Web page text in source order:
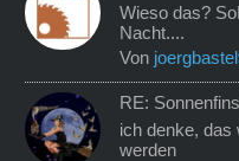
Wieso das?
Nacht....
Von
RE:
ich denke, das
werden